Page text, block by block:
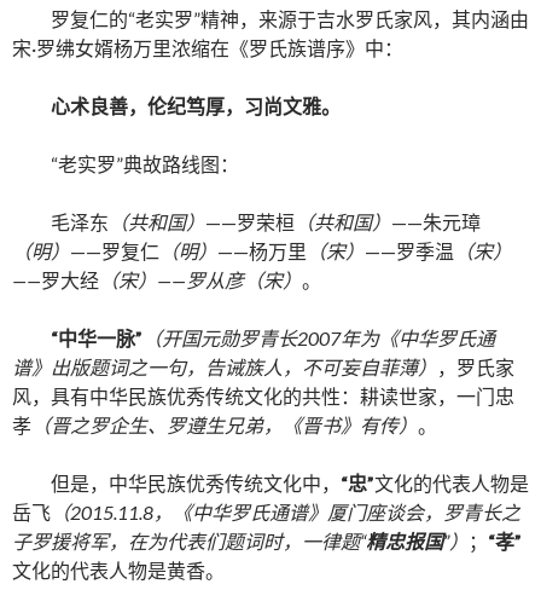
罗复仁的“老实罗”精神，来源于吉水罗氏家风，其内涵由
宋·罗绋女婿杨万里浓缩在《罗氏族谱序》中：
心术良善，伦纪笃厚，习尚文雅。
“老实罗”典故路线图：
毛泽东 （共和国） ——罗荣桓 （共和国） ——朱元璋
（明） ——罗复仁 （明） ——杨万里 （宋） ——罗季温 （宋）
——罗大经 （宋）——罗从彦（宋） 。
“中华一脉” （开国元勋罗青长2007年为《中华罗氏通
谱》出版题词之一句，告诫族人，不可妄自菲薄） ，罗氏家
风，具有中华民族优秀传统文化的共性：耕读世家，一门忠
孝 （晋之罗企生、罗遵生兄弟，《晋书》有传） 。
但是，中华民族优秀传统文化中， “忠”文化的代表人物是
岳飞 （2015.11.8，《中华罗氏通谱》厦门座谈会，罗青长之
子罗援将军，在为代表们题词时，一律题“精忠报国”） ； “孝”
文化的代表人物是黄香。